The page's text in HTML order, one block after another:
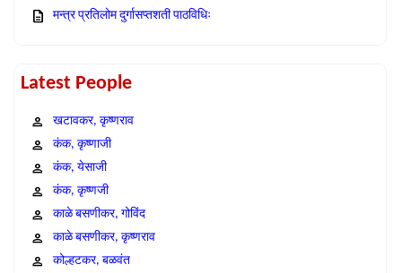
मन्त्र प्रतिलोम दुर्गासप्तशती पाठविधिः
Latest People
खटावकर, कृष्णराव
कंक, कृष्णाजी
कंक, येसाजी
कंक, कृष्णजी
काळे बसणीकर, गोविंद
काळे बसणीकर, कृष्णराव
कोल्हटकर, बळवंत